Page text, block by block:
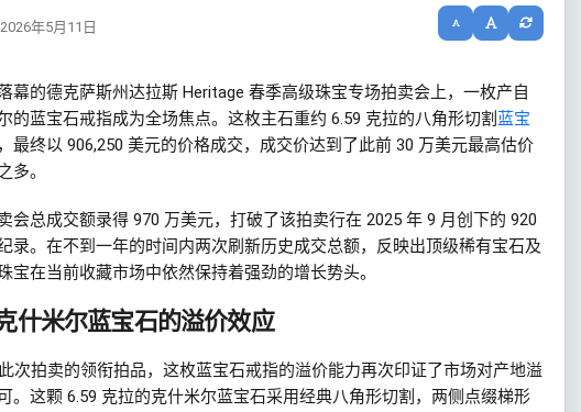
年5月11日
幕的德克萨斯州达拉斯 Heritage 春季高级珠宝专场拍卖会上，一枚产自
的蓝宝石戒指成为全场焦点。这枚主石重约 6.59 克拉的八角形切割蓝宝
最终以 906,250 美元的价格成交，成交价达到了此前 30 万美元最高估价
多。
会总成交额录得 970 万美元，打破了该拍卖行在 2025 年 9 月创下的 920
录。在不到一年的时间内两次刷新历史成交总额，反映出顶级稀有宝石及
宝在当前收藏市场中依然保持着强劲的增长势头。
什米尔蓝宝石的溢价效应
次拍卖的领衔拍品，这枚蓝宝石戒指的溢价能力再次印证了市场对产地溢
。这颗 6.59 克拉的克什米尔蓝宝石采用经典八角形切割，两侧点缀梯形